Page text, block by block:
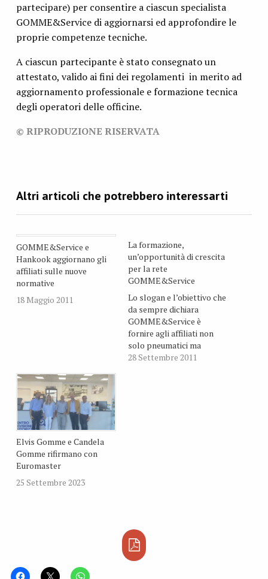
partecipare) per consentire a ciascun specialista
GOMME&Service di aggiornarsi ed approfondire le
proprie competenze tecniche.
A ciascun partecipante è stato consegnato un
attestato, valido ai fini dei regolamenti in merito ad
aggiornamento professionale e formazione tecnica
degli operatori delle officine.
© RIPRODUZIONE RISERVATA
GOMME&Service e
Hankook aggiornano gli
affiliati sulle nuove
normative
18 Maggio 2011
La formazione,
un’opportunità di crescita
per la rete
GOMME&Service
Lo slogan e l’obiettivo che
da sempre dichiara
GOMME&Service è
fornire agli affiliati non
solo pneumatici ma
soprattutto opportunità
28 Settembre 2011
Elvis Gomme e Candela
Gomme rifirmano con
Euromaster
25 Settembre 2023